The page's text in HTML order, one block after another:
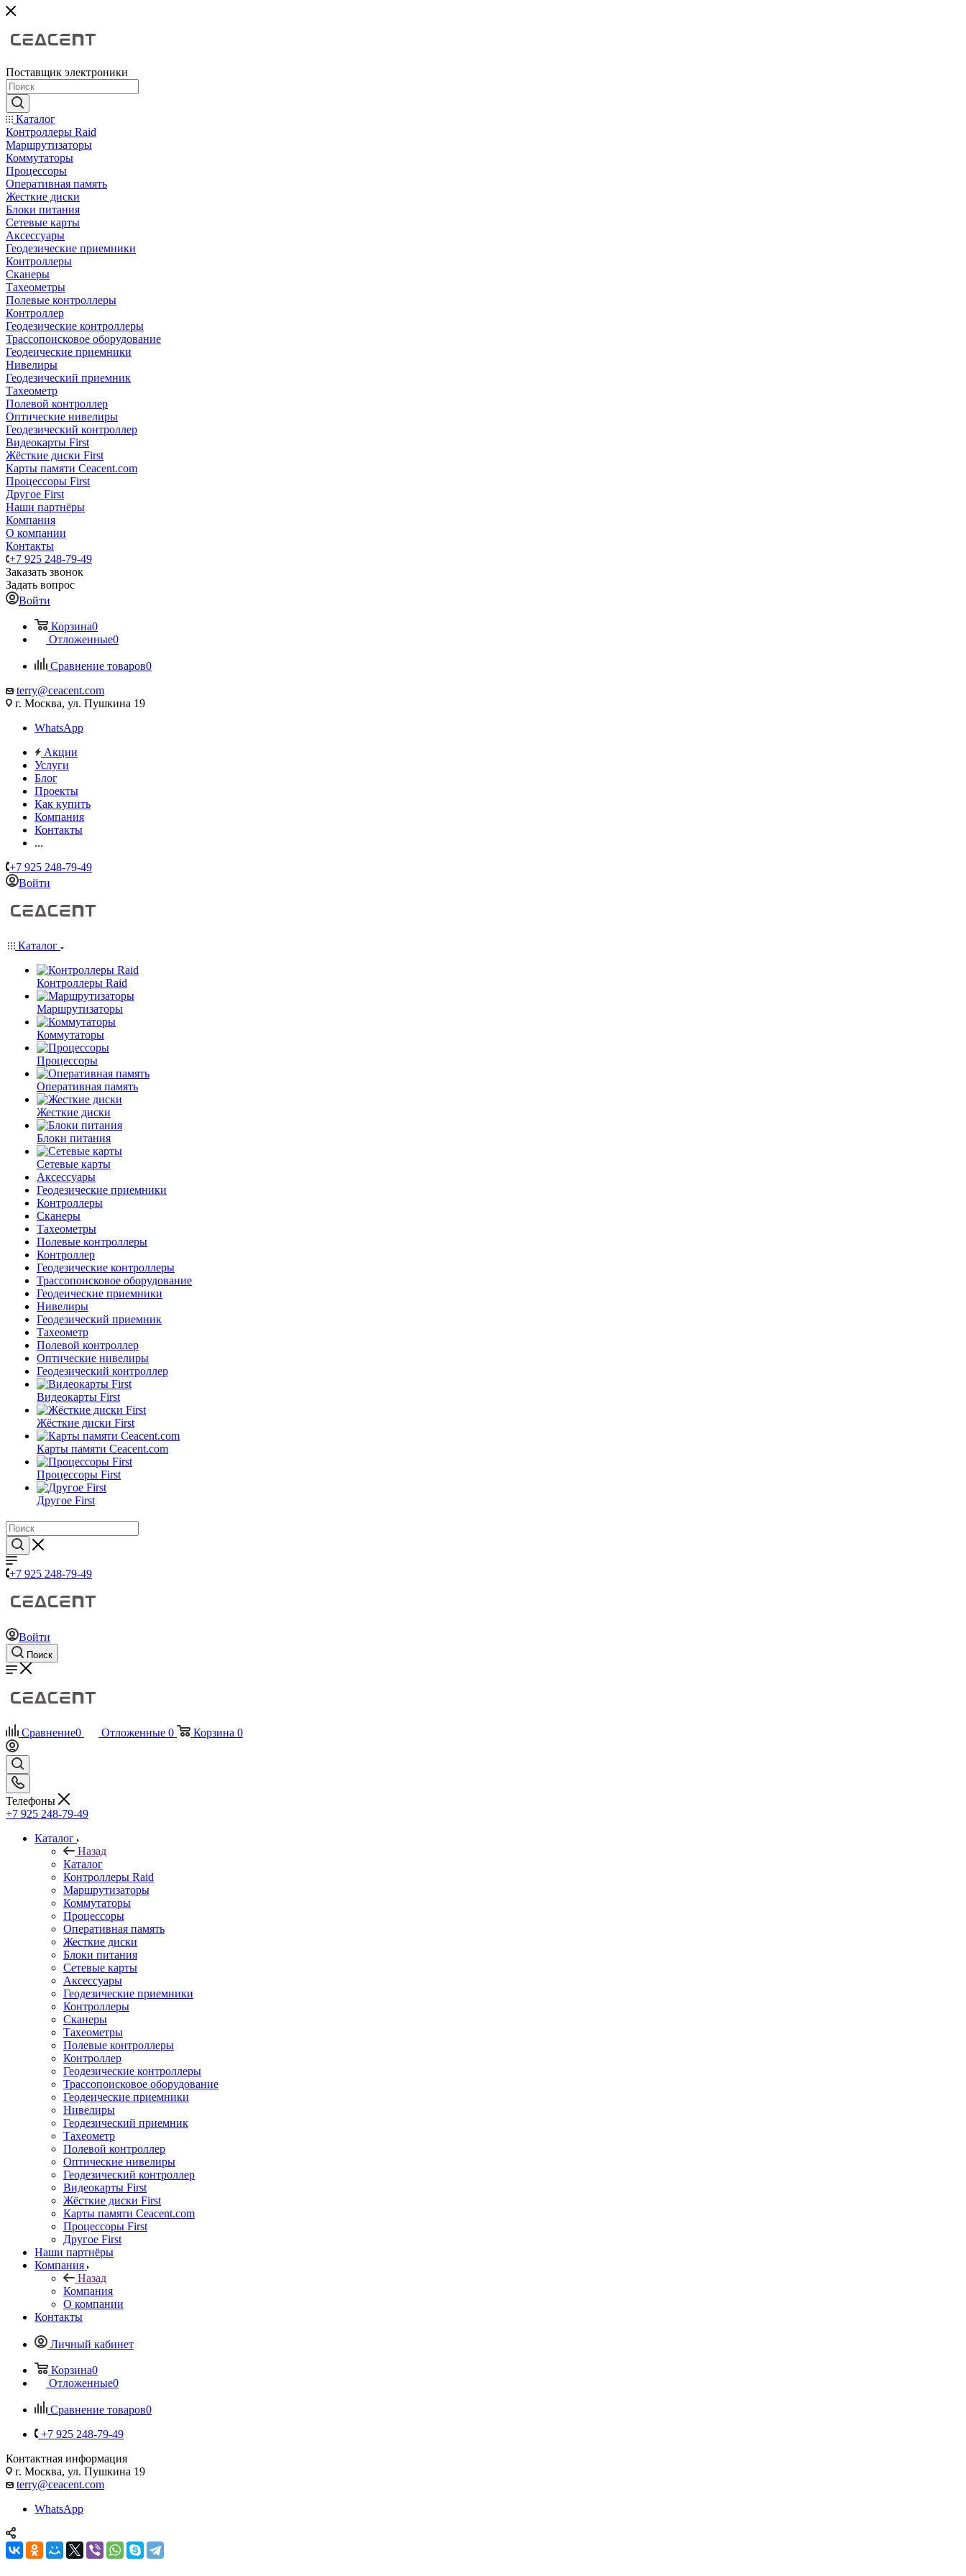
Поставщик электроники
Каталог
Контроллеры Raid
Маршрутизаторы
Коммутаторы
Процессоры
Оперативная память
Жесткие диски
Блоки питания
Сетевые карты
Аксессуары
Геодезические приемники
Контроллеры
Сканеры
Тахеометры
Полевые контроллеры
Контроллер
Геодезические контроллеры
Трассопоисковое оборудование
Геодеические приемники
Нивелиры
Геодезический приемник
Тахеометр
Полевой контроллер
Оптические нивелиры
Геодезический контроллер
Видеокарты First
Жёсткие диски First
Карты памяти Ceacent.com
Процессоры First
Другое First
Наши партнёры
Компания
О компании
Контакты
+7 925 248-79-49
Заказать звонок
Задать вопрос
Войти
Корзина0
Отложенные0
Сравнение товаров0
terry@ceacent.com
г. Москва, ул. Пушкина 19
WhatsApp
Акции
Услуги
Блог
Проекты
Как купить
Компания
Контакты
...
+7 925 248-79-49
Войти
Каталог
Контроллеры Raid
Маршрутизаторы
Коммутаторы
Процессоры
Оперативная память
Жесткие диски
Блоки питания
Сетевые карты
Аксессуары
Геодезические приемники
Контроллеры
Сканеры
Тахеометры
Полевые контроллеры
Контроллер
Геодезические контроллеры
Трассопоисковое оборудование
Геодеические приемники
Нивелиры
Геодезический приемник
Тахеометр
Полевой контроллер
Оптические нивелиры
Геодезический контроллер
Видеокарты First
Жёсткие диски First
Карты памяти Ceacent.com
Процессоры First
Другое First
+7 925 248-79-49
Войти
Поиск
Сравнение0 Отложенные 0 Корзина 0
Телефоны
+7 925 248-79-49
Каталог
Назад
Каталог
Контроллеры Raid
Маршрутизаторы
Коммутаторы
Процессоры
Оперативная память
Жесткие диски
Блоки питания
Сетевые карты
Аксессуары
Геодезические приемники
Контроллеры
Сканеры
Тахеометры
Полевые контроллеры
Контроллер
Геодезические контроллеры
Трассопоисковое оборудование
Геодеические приемники
Нивелиры
Геодезический приемник
Тахеометр
Полевой контроллер
Оптические нивелиры
Геодезический контроллер
Видеокарты First
Жёсткие диски First
Карты памяти Ceacent.com
Процессоры First
Другое First
Наши партнёры
Компания
Назад
Компания
О компании
Контакты
Личный кабинет
Корзина0
Отложенные0
Сравнение товаров0
+7 925 248-79-49
Контактная информация
г. Москва, ул. Пушкина 19
terry@ceacent.com
WhatsApp